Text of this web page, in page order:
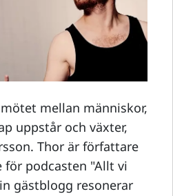
mellan människor,
uppstår och växter,
Thor är författare
för podcasten "Allt vi
gästblogg resonerar